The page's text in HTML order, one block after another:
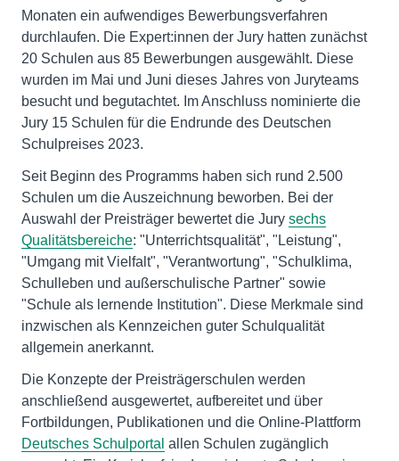
Monaten ein aufwendiges Bewerbungsverfahren
durchlaufen. Die Expert:innen der Jury hatten zunächst
20 Schulen aus 85 Bewerbungen ausgewählt. Diese
wurden im Mai und Juni dieses Jahres von Juryteams
besucht und begutachtet. Im Anschluss nominierte die
Jury 15 Schulen für die Endrunde des Deutschen
Schulpreises 2023.
Seit Beginn des Programms haben sich rund 2.500
Schulen um die Auszeichnung beworben. Bei der
Auswahl der Preisträger bewertet die Jury sechs
Qualitätsbereiche: "Unterrichtsqualität", "Leistung",
"Umgang mit Vielfalt", "Verantwortung", "Schulklima,
Schulleben und außerschulische Partner" sowie
"Schule als lernende Institution". Diese Merkmale sind
inzwischen als Kennzeichen guter Schulqualität
allgemein anerkannt.
Die Konzepte der Preisträgerschulen werden
anschließend ausgewertet, aufbereitet und über
Fortbildungen, Publikationen und die Online-Plattform
Deutsches Schulportal allen Schulen zugänglich